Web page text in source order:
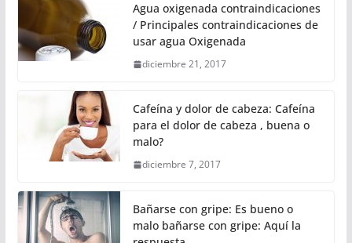
Agua oxigenada contraindicaciones
/ Principales contraindicaciones de
usar agua Oxigenada
diciembre 21, 2017
Cafeína y dolor de cabeza: Cafeína
para el dolor de cabeza , buena o
malo?
diciembre 7, 2017
Bañarse con gripe: Es bueno o
malo bañarse con gripe: Aquí la